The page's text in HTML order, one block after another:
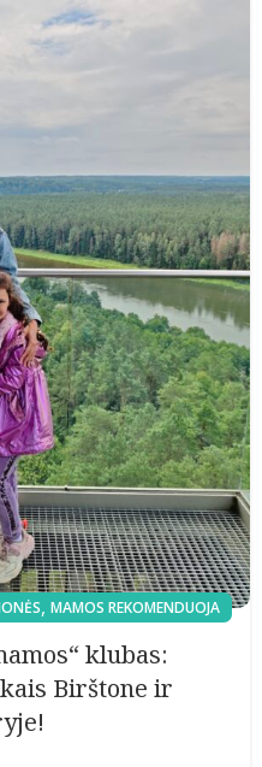
, MAMOS REKOMENDUOJA
klubas:
Birštone ir